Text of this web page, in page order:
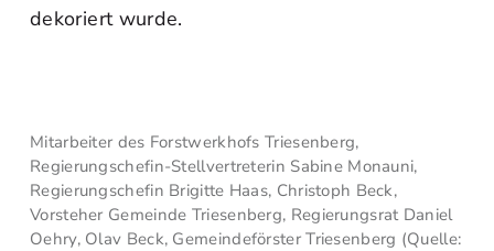
dekoriert wurde.
Mitarbeiter des Forstwerkhofs Triesenberg,
Regierungschefin-Stellvertreterin Sabine Monauni,
Regierungschefin Brigitte Haas, Christoph Beck,
Vorsteher Gemeinde Triesenberg, Regierungsrat Daniel
Oehry, Olav Beck, Gemeindeförster Triesenberg (Quelle: